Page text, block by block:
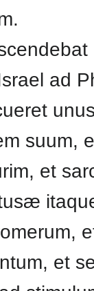
ad
suum,
et
et